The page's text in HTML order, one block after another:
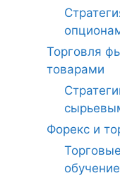
Торговля
товарами
Форекс и
обучение